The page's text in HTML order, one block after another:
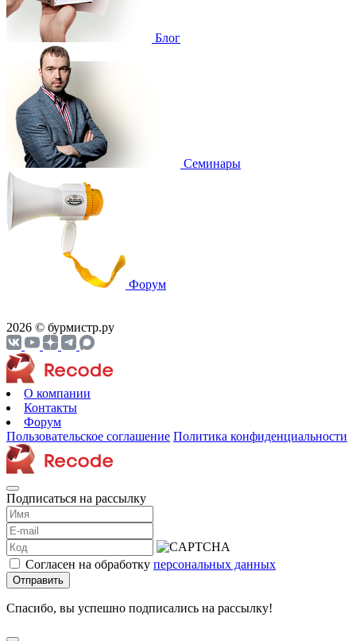
Блог
Cеминары
Форум
2026 © бурмистр.ру
О компании
Контакты
Форум
Пользовательское соглашение Политика конфиденциальности
Подписаться на рассылку
Согласен на обработку персональных данных
Отправить
Спасибо, вы успешно подписались на рассылку!